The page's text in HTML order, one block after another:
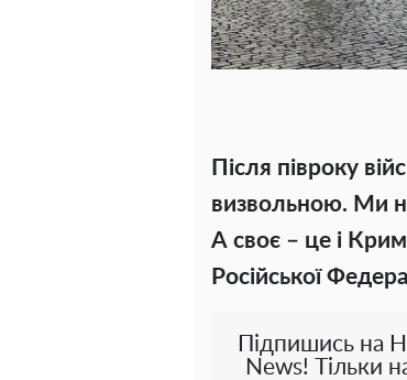
Після півроку
визвольною. Ми
А своє – це і
Російської
Підпишись на
News! Тільки